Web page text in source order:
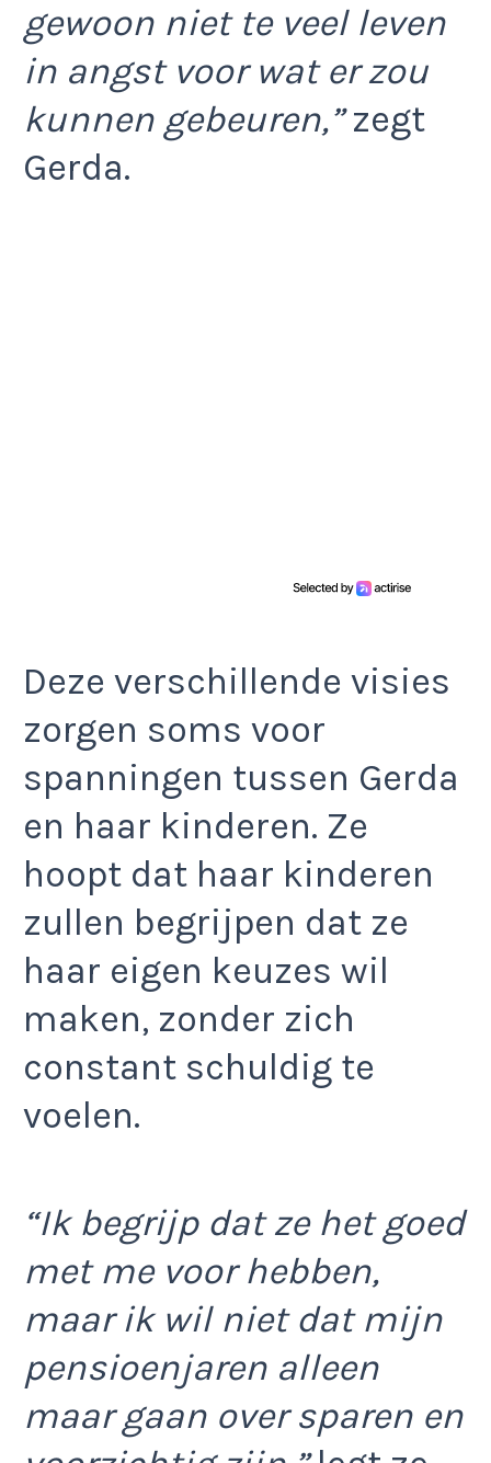
gewoon niet te veel leven
in angst voor wat er zou
kunnen gebeuren,”zegt
Gerda.
Deze verschillende visies
zorgen soms voor
spanningen tussen Gerda
en haar kinderen. Ze
hoopt dat haar kinderen
zullen begrijpen dat ze
haar eigen keuzes wil
maken, zonder zich
constant schuldig te
voelen.
“Ik begrijp dat ze het goed
met me voor hebben,
maar ik wil niet dat mijn
pensioenjaren alleen
maar gaan over sparen en